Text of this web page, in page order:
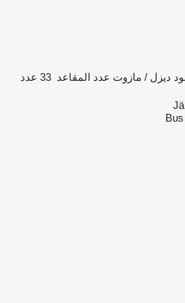
ديزل / مازوت عدد المقاعد 33 عدد